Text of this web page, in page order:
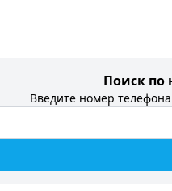
Поиск по
Введите номер